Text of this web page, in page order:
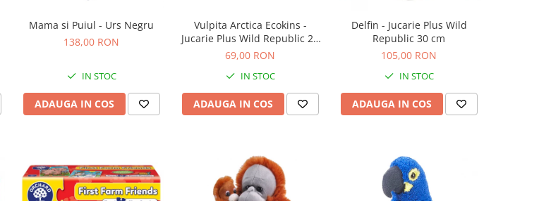
Mama si Puiul - Urs Negru
138,00 RON
IN STOC
ADAUGA IN COS
Vulpita Arctica Ecokins -
Jucarie Plus Wild Republic 20
cm
69,00 RON
IN STOC
ADAUGA IN COS
Delfin - Jucarie Plus Wild
Republic 30 cm
105,00 RON
IN STOC
ADAUGA IN COS